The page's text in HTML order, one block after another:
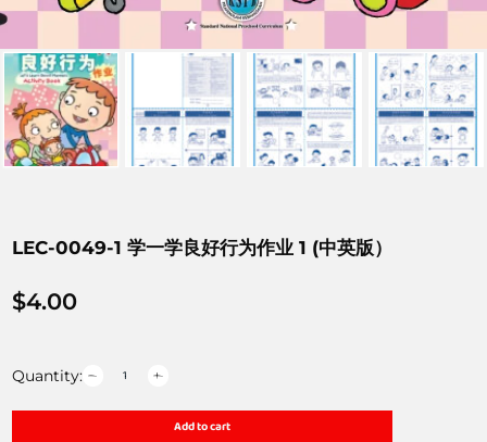
LEC-0049-1 学一学良好行为作业 1 (中英版）
$4.00
Quantity:
Add to cart